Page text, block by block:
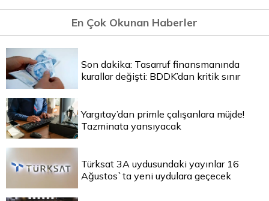
En Çok Okunan Haberler
Son dakika: Tasarruf finansmanında
kurallar değişti: BDDK’dan kritik sınır
Yargıtay’dan primle çalışanlara müjde!
Tazminata yansıyacak
Türksat 3A uydusundaki yayınlar 16
Ağustos`ta yeni uydulara geçecek